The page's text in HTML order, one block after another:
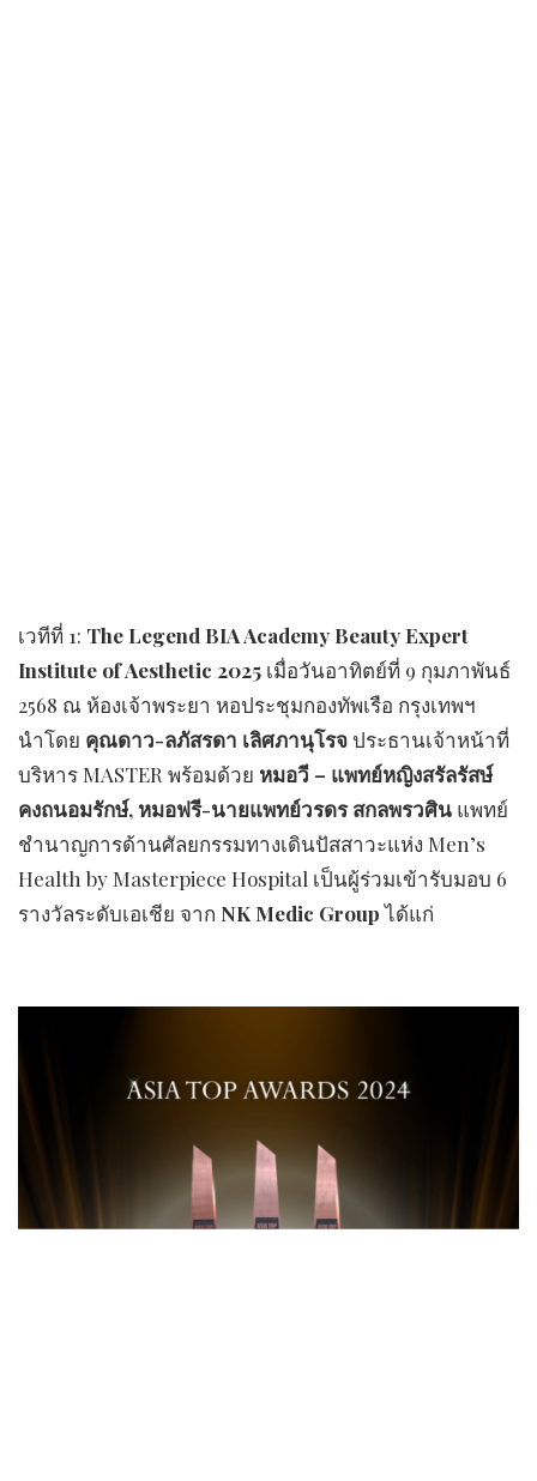
เวทีที่ 1: The Legend BIA Academy Beauty Expert
Institute of Aesthetic 2025 เมื่อวันอาทิตย์ที่ 9 กุมภาพันธ์
2568 ณ ห้องเจ้าพระยา หอประชุมกองทัพเรือ กรุงเทพฯ
นำโดย คุณดาว-ลภัสรดา เลิศภานุโรจ ประธานเจ้าหน้าที่
บริหาร MASTER พร้อมด้วย หมอวี – แพทย์หญิงสรัลรัสษ์
คงถนอมรักษ์, หมอฟรี-นายแพทย์วรดร สกลพรวศิน แพทย์
ชำนาญการด้านศัลยกรรมทางเดินปัสสาวะแห่ง Men’s
Health by Masterpiece Hospital เป็นผู้ร่วมเข้ารับมอบ 6
รางวัลระดับเอเชีย จาก NK Medic Groupได้แก่